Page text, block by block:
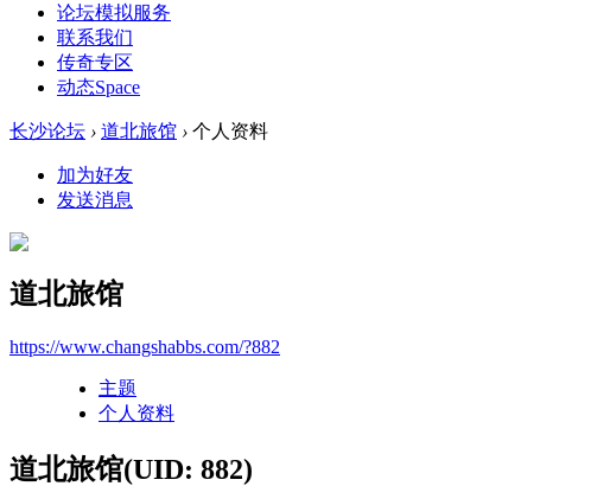
论坛模拟服务
联系我们
传奇专区
动态Space
长沙论坛 › 道北旅馆 › 个人资料
加为好友
发送消息
道北旅馆
https://www.changshabbs.com/?882
主题
个人资料
道北旅馆(UID: 882)